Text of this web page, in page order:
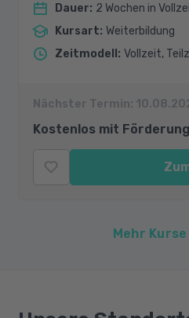
Dauer: 2 Wochen in
Kursart: Weiterbildung
Zeitmodell : Vollzeit,
Nächster Termin:
Kostenlos mit Förderung
Mehr